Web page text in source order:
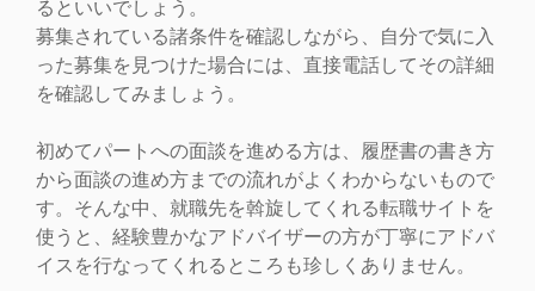
るといいでしょう。
募集されている諸条件を確認しながら、自分で気に入
った募集を見つけた場合には、直接電話してその詳細
を確認してみましょう。
初めてパートへの面談を進める方は、履歴書の書き方
から面談の進め方までの流れがよくわからないもので
す。そんな中、就職先を斡旋してくれる転職サイトを
使うと、経験豊かなアドバイザーの方が丁寧にアドバ
イスを行なってくれるところも珍しくありません。